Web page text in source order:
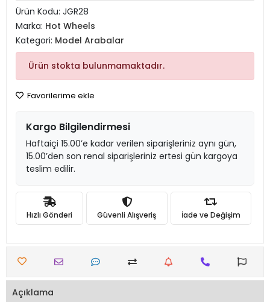
Ürün Kodu: JGR28
Marka: Hot Wheels
Kategori: Model Arabalar
Ürün stokta bulunmamaktadır.
Favorilerime ekle
Kargo Bilgilendirmesi
Haftaiçi 15.00’e kadar verilen siparişleriniz aynı gün,
15.00’den son renal siparişleriniz ertesi gün kargoya
teslim edilir.
Hızlı Gönderi Güvenli Alışveriş İade ve Değişim
Açıklama